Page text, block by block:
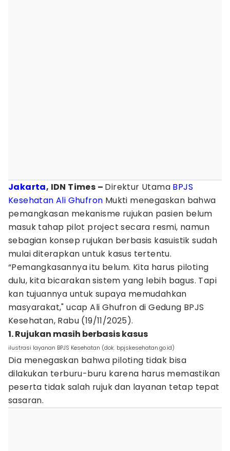
Jakarta, IDN Times – Direktur Utama BPJS
Kesehatan Ali Ghufron Mukti menegaskan bahwa
pemangkasan mekanisme rujukan pasien belum
masuk tahap pilot project secara resmi, namun
sebagian konsep rujukan berbasis kasuistik sudah
mulai diterapkan untuk kasus tertentu.
“Pemangkasannya itu belum. Kita harus piloting
dulu, kita bicarakan sistem yang lebih bagus. Tapi
kan tujuannya untuk supaya memudahkan
masyarakat," ucap Ali Ghufron di Gedung BPJS
Kesehatan, Rabu (19/11/2025).
1. Rujukan masih berbasis kasus
ilustrasi layanan BPJS Kesehatan (dok. bpjskesehatan.go.id)
Dia menegaskan bahwa piloting tidak bisa
dilakukan terburu-buru karena harus memastikan
peserta tidak salah rujuk dan layanan tetap tepat
sasaran.